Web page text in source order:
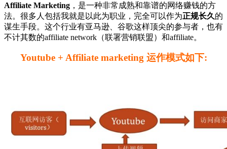
Affiliate Marketing ，是一种非常成熟和靠谱的网络赚钱的方
法。很多人包括我就是以此为职业，完全可以作为正规长久的
谋生手段。这个行业有亚马逊、谷歌这样顶尖的参与者，也有
不计其数的affiliate network（联署营销联盟）和affiliate。
Youtube + Affiliate marketing 运作模式如下: